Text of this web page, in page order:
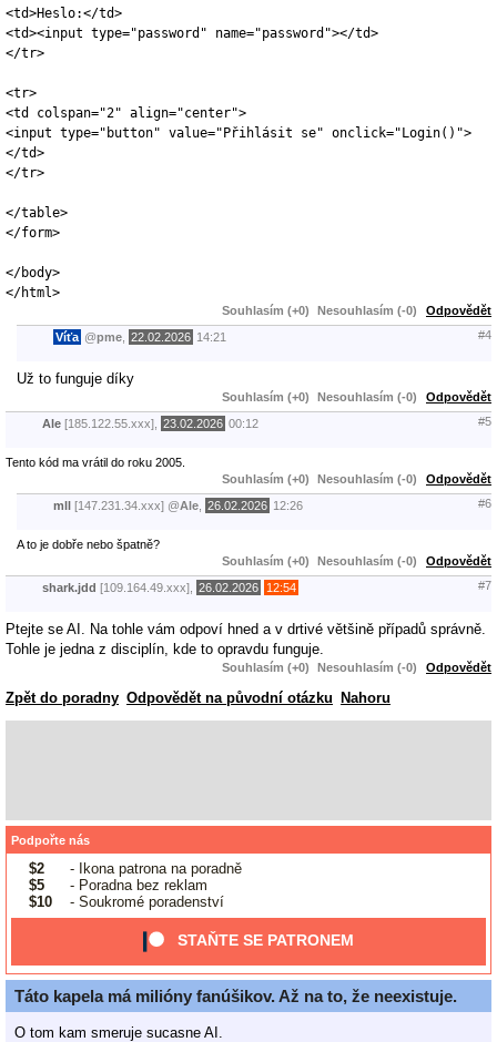
<td>Heslo:</td>
<td><input type="password" name="password"></td>
</tr>
<tr>
<td colspan="2" align="center">
<input type="button" value="Přihlásit se" onclick="Login()">
</td>
</tr>
</table>
</form>
</body>
</html>
Souhlasím (+0) Nesouhlasím (-0) Odpovědět
Víťa @pme 22.02.2026 14:21 #4
Už to funguje díky
Souhlasím (+0) Nesouhlasím (-0) Odpovědět
Ale [185.122.55.xxx], 23.02.2026 00:12 #5
Tento kód ma vrátil do roku 2005.
Souhlasím (+0)
Nesouhlasím (-0) Odpovědět
mll [147.231.34.xxx] @Ale 26.02.2026 12:26 #6
A to je dobře nebo špatně?
Souhlasím (+0)
Nesouhlasím (-0) Odpovědět
shark.jdd [109.164.49.xxx], 26.02.2026 12:54 #7
Ptejte se AI. Na tohle vám odpoví hned a v drtivé většině případů správně.
Tohle je jedna z disciplín, kde to opravdu funguje.
Souhlasím (+0) Nesouhlasím (-0) Odpovědět
Zpět do poradny Odpovědět na původní otázku Nahoru
Podpořte nás
$2
- Ikona patrona na poradně
$5
- Poradna bez reklam
$10
- Soukromé poradenství
STAŇTE SE PATRONEM
Táto kapela má milióny fanúšikov. Až na to, že neexistuje.
O tom kam smeruje sucasne AI.